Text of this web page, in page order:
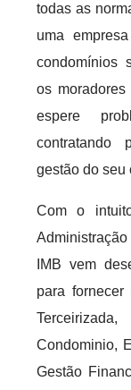
todas as
uma
condomínios
os
espere
contratando
gestão do seu
Com o
IMB vem
para fornecer
Condominio,
Gestão